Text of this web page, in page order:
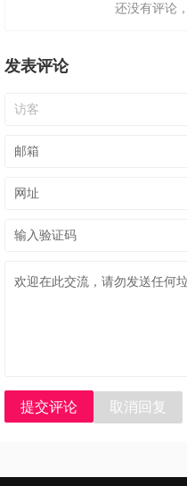
还没有评论
发表评论
提交评论 取消回复